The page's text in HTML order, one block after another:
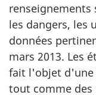
renseignements
les dangers, les
données
mars 2013. Les
fait l'objet d'une
tout comme